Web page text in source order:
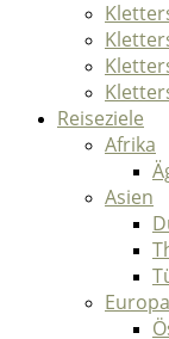
Reiseziele
Afrika
Asien
Europa